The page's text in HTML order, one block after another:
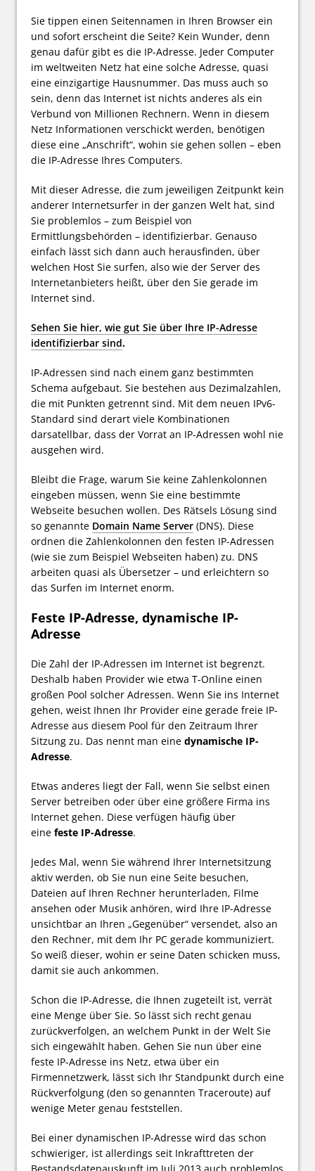
Sie tippen einen Seitennamen in Ihren Browser ein
und sofort erscheint die Seite? Kein Wunder, denn
genau dafür gibt es die IP-Adresse. Jeder Computer
im weltweiten Netz hat eine solche Adresse, quasi
eine einzigartige Hausnummer. Das muss auch so
sein, denn das Internet ist nichts anderes als ein
Verbund von Millionen Rechnern. Wenn in diesem
Netz Informationen verschickt werden, benötigen
diese eine „Anschrift“, wohin sie gehen sollen – eben
die IP-Adresse Ihres Computers.
Mit dieser Adresse, die zum jeweiligen Zeitpunkt kein
anderer Internetsurfer in der ganzen Welt hat, sind
Sie problemlos – zum Beispiel von
Ermittlungsbehörden – identifizierbar. Genauso
einfach lässt sich dann auch herausfinden, über
welchen Host Sie surfen, also wie der Server des
Internetanbieters heißt, über den Sie gerade im
Internet sind.
Sehen Sie hier, wie gut Sie über Ihre IP-Adresse
identifizierbar sind.
IP-Adressen sind nach einem ganz bestimmten
Schema aufgebaut. Sie bestehen aus Dezimalzahlen,
die mit Punkten getrennt sind. Mit dem neuen IPv6-
Standard sind derart viele Kombinationen
darsatellbar, dass der Vorrat an IP-Adressen wohl nie
ausgehen wird.
Bleibt die Frage, warum Sie keine Zahlenkolonnen
eingeben müssen, wenn Sie eine bestimmte
Webseite besuchen wollen. Des Rätsels Lösung sind
so genannte Domain Name Server (DNS). Diese
ordnen die Zahlenkolonnen den festen IP-Adressen
(wie sie zum Beispiel Webseiten haben) zu. DNS
arbeiten quasi als Übersetzer – und erleichtern so
das Surfen im Internet enorm.
Feste IP-Adresse, dynamische IP-
Adresse
Die Zahl der IP-Adressen im Internet ist begrenzt.
Deshalb haben Provider wie etwa T-Online einen
großen Pool solcher Adressen. Wenn Sie ins Internet
gehen, weist Ihnen Ihr Provider eine gerade freie IP-
Adresse aus diesem Pool für den Zeitraum Ihrer
Sitzung zu. Das nennt man eine dynamische IP-
Adresse.
Etwas anderes liegt der Fall, wenn Sie selbst einen
Server betreiben oder über eine größere Firma ins
Internet gehen. Diese verfügen häufig über
eine feste IP-Adresse.
Jedes Mal, wenn Sie während Ihrer Internetsitzung
aktiv werden, ob Sie nun eine Seite besuchen,
Dateien auf Ihren Rechner herunterladen, Filme
ansehen oder Musik anhören, wird Ihre IP-Adresse
unsichtbar an Ihren „Gegenüber“ versendet, also an
den Rechner, mit dem Ihr PC gerade kommuniziert.
So weiß dieser, wohin er seine Daten schicken muss,
damit sie auch ankommen.
Schon die IP-Adresse, die Ihnen zugeteilt ist, verrät
eine Menge über Sie. So lässt sich recht genau
zurückverfolgen, an welchem Punkt in der Welt Sie
sich eingewählt haben. Gehen Sie nun über eine
feste IP-Adresse ins Netz, etwa über ein
Firmennetzwerk, lässt sich Ihr Standpunkt durch eine
Rückverfolgung (den so genannten Traceroute) auf
wenige Meter genau feststellen.
Bei einer dynamischen IP-Adresse wird das schon
schwieriger, ist allerdings seit Inkrafttreten der